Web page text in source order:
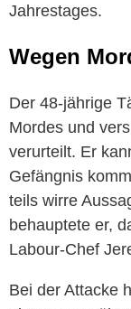
Jahrestages.
Wegen
Der 48-jährige
Mordes und
verurteilt. Er
Gefängnis
teils wirre
behauptete er,
Labour-Chef
Bei der Attacke